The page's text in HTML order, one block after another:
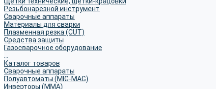
Резьбонарезной инструмент
Сварочные аппараты
Материалы для сварки
Плазменная резка (CUT)
Средства защиты
Газосварочное оборудование
Каталог товаров
Сварочные аппараты
Полуавтоматы (MIG-MAG)
Инверторы (MMA)